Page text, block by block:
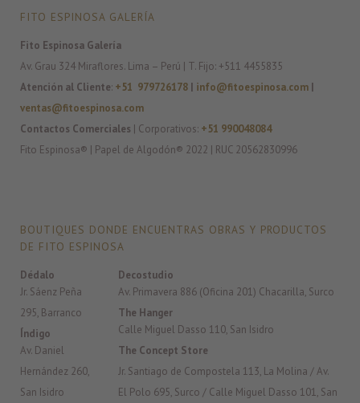
FITO ESPINOSA GALERÍA
Fito Espinosa Galería
Av. Grau 324 Miraflores. Lima – Perú | T. Fijo: +511 4455835
Atención al Cliente: +51 979726178 info@fitoespinosa.com
ventas@fitoespinosa.com
Contactos Comerciales
| Corporativos: +51 990048084
Fito Espinosa® | Papel de Algodón® 2022 | RUC 20562830996
BOUTIQUES DONDE ENCUENTRAS OBRAS Y PRODUCTOS
DE FITO ESPINOSA
Dédalo
Jr. Sáenz Peña
295, Barranco
Índigo
Av. Daniel
Hernández 260,
San Isidro
Decostudio
Av. Primavera 886 (Oficina 201) Chacarilla, Surco
The Hanger
Calle Miguel Dasso 110, San Isidro
The Concept Store
Jr. Santiago de Compostela 113, La Molina / Av.
El Polo 695, Surco / Calle Miguel Dasso 101, San